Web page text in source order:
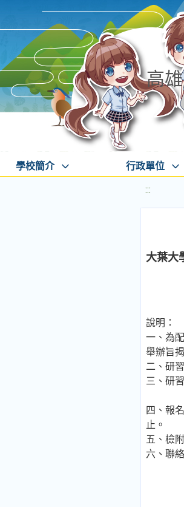
高
學校簡介 行政單位
:::
大葉大
說明：
一、為
舉辦旨
二、研
三、研
第二
四、報
止。
五、檢
六、聯
聯絡
聯絡